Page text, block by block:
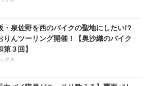
・泉佐野を西のバイクの聖地にしたい!?
りんツーリング開催！【奥沙織のバイク
第３回】
クス